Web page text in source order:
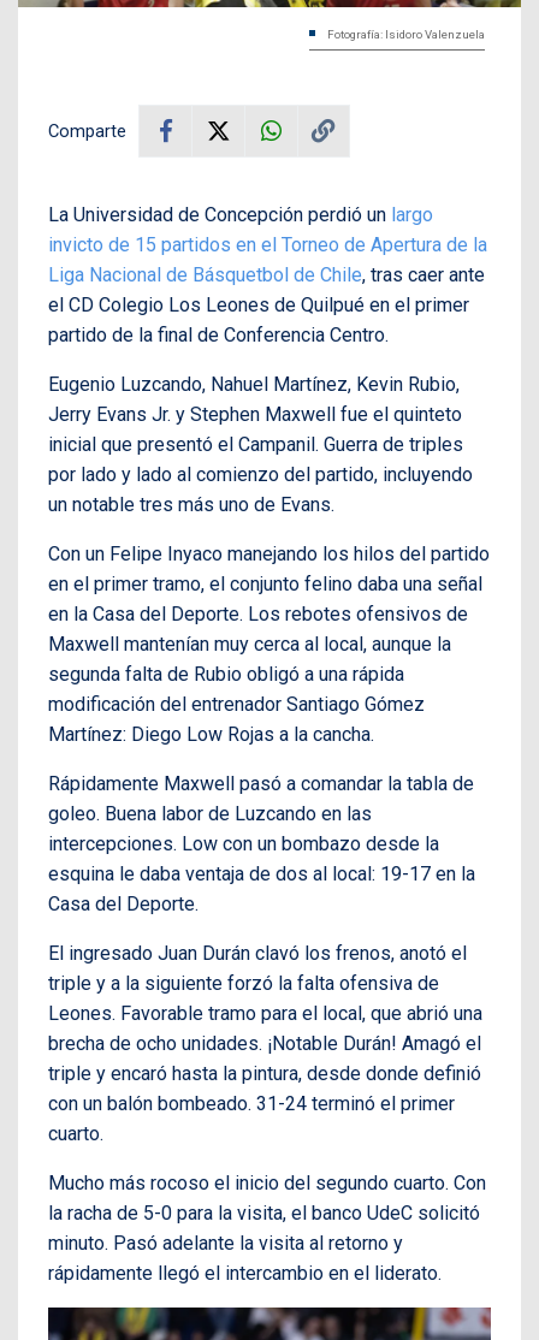
Fotografía: Isidoro Valenzuela
Comparte
La Universidad de Concepción perdió un largo
invicto de 15 partidos en el Torneo de Apertura de la
Liga Nacional de Básquetbol de Chile, tras caer ante
el CD Colegio Los Leones de Quilpué en el primer
partido de la final de Conferencia Centro.
Eugenio Luzcando, Nahuel Martínez, Kevin Rubio,
Jerry Evans Jr. y Stephen Maxwell fue el quinteto
inicial que presentó el Campanil. Guerra de triples
por lado y lado al comienzo del partido, incluyendo
un notable tres más uno de Evans.
Con un Felipe Inyaco manejando los hilos del partido
en el primer tramo, el conjunto felino daba una señal
en la Casa del Deporte. Los rebotes ofensivos de
Maxwell mantenían muy cerca al local, aunque la
segunda falta de Rubio obligó a una rápida
modificación del entrenador Santiago Gómez
Martínez: Diego Low Rojas a la cancha.
Rápidamente Maxwell pasó a comandar la tabla de
goleo. Buena labor de Luzcando en las
intercepciones. Low con un bombazo desde la
esquina le daba ventaja de dos al local: 19-17 en la
Casa del Deporte.
El ingresado Juan Durán clavó los frenos, anotó el
triple y a la siguiente forzó la falta ofensiva de
Leones. Favorable tramo para el local, que abrió una
brecha de ocho unidades. ¡Notable Durán! Amagó el
triple y encaró hasta la pintura, desde donde definió
con un balón bombeado. 31-24 terminó el primer
cuarto.
Mucho más rocoso el inicio del segundo cuarto. Con
la racha de 5-0 para la visita, el banco UdeC solicitó
minuto. Pasó adelante la visita al retorno y
rápidamente llegó el intercambio en el liderato.